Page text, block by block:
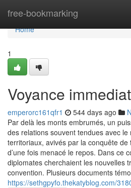
free-bookmarking
Home
Home
1
Voyance
emperorc161qfr1 544 days ago
Par delà les monts embrumés, un
des relations souvent tendues avec le
territoriaux, avivés par la conquête
d’une fois menacé le repos. Dans ce
diplomates cherchaient les nouvelles
convention. Plusieurs documents
https://sethgpyfo.thekatyblog.com/